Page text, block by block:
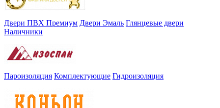
Двери ПВХ Премиум Двери Эмаль Глянцевые двери
Наличники
Пароизоляция Комплектующие Гидроизоляция